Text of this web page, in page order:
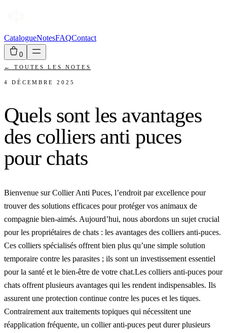
CatalogueNotesFAQContact
0
← TOUTES LES NOTES
4 DÉCEMBRE 2025
Quels sont les avantages
des colliers anti puces
pour chats
Bienvenue sur Collier Anti Puces, l’endroit par excellence pour
trouver des solutions efficaces pour protéger vos animaux de
compagnie bien-aimés. Aujourd’hui, nous abordons un sujet crucial
pour les propriétaires de chats : les avantages des colliers anti-puces.
Ces colliers spécialisés offrent bien plus qu’une simple solution
temporaire contre les parasites ; ils sont un investissement essentiel
pour la santé et le bien-être de votre chat.Les colliers anti-puces pour
chats offrent plusieurs avantages qui les rendent indispensables. Ils
assurent une protection continue contre les puces et les tiques.
Contrairement aux traitements topiques qui nécessitent une
réapplication fréquente, un collier anti-puces peut durer plusieurs